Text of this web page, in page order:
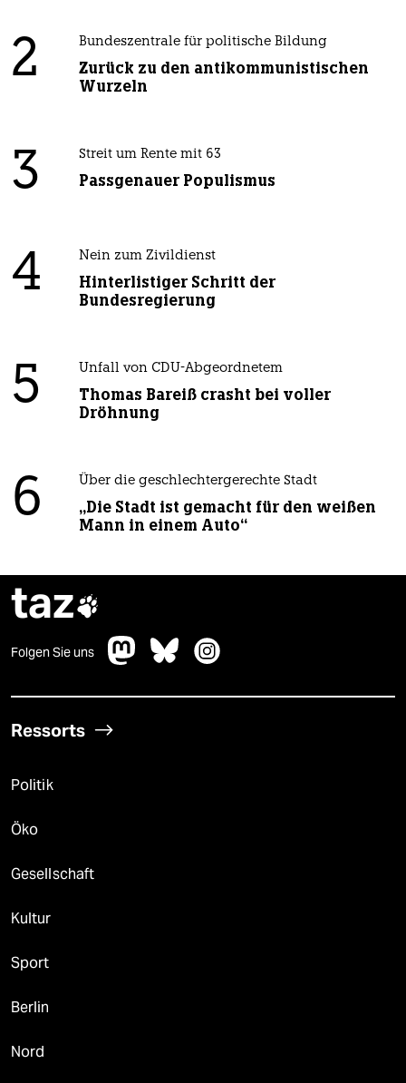
2 Bundeszentrale für politische Bildung
Zurück zu den antikommunistischen
Wurzeln
3 Streit um Rente mit 63
Passgenauer Populismus
4 Nein zum Zivildienst
Hinterlistiger Schritt der
Bundesregierung
5 Unfall von CDU-Abgeordnetem
Thomas Bareiß crasht bei voller
Dröhnung
6 Über die geschlechtergerechte Stadt
„Die Stadt ist gemacht für den weißen
Mann in einem Auto“
taz
Folgen Sie uns
Ressorts
Politik
Öko
Gesellschaft
Kultur
Sport
Berlin
Nord